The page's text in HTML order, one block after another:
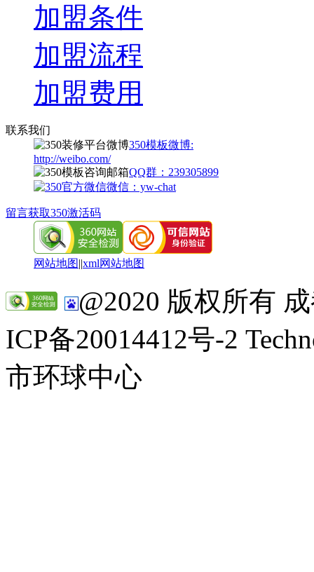
加盟条件
加盟流程
加盟费用
联系我们
350模板微博:
http://weibo.com/
QQ群：239305899
微信：yw-chat
留言获取350激活码
网站地图||xml网站地图
@2020 版权所有
ICP备20014412号-2
市环球中心